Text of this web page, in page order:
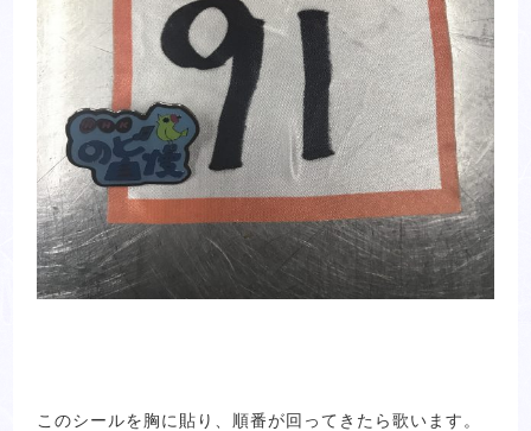
このシールを胸に貼り、順番が回ってきたら歌います。